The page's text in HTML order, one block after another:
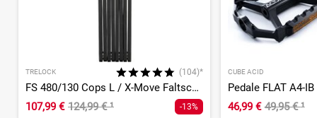
TRELOCK (104)*
FS 480/130 Cops L / X-Move Faltschloss
107,99 € 124,99 €¹ -13%
CUBE ACID
Pedale FLAT A4-
46,99 € 49,95 €¹